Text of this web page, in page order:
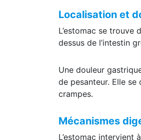
Localisation et
L’estomac se trouve
dessus de l’intestin
Une douleur
de pesanteur. Elle
crampes.
Mécanismes
L’estomac intervient